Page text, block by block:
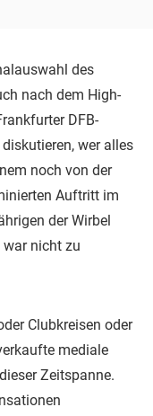
des
nach dem High-
DFB-
wer alles
noch von der
Auftritt im
der Wirbel
war nicht zu
Clubkreisen oder
mediale
Zeitspanne.